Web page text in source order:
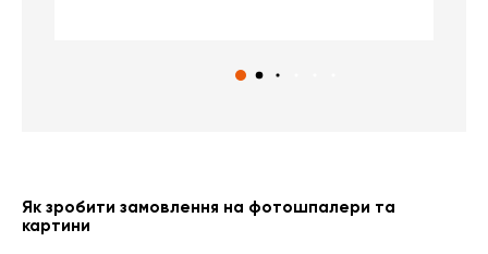
Як зробити замовлення на фотошпалери та
картини